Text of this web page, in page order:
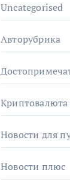
Uncategorised
Авторубрика
Криптовалюта
Новости для
Новости плюс